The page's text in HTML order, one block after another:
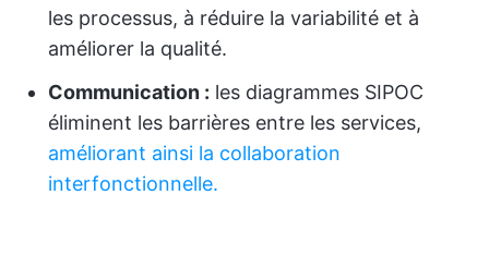
les processus, à réduire la variabilité et à
améliorer la qualité.
Communication : les diagrammes SIPOC
éliminent les barrières entre les services,
améliorant ainsi la collaboration
interfonctionnelle.